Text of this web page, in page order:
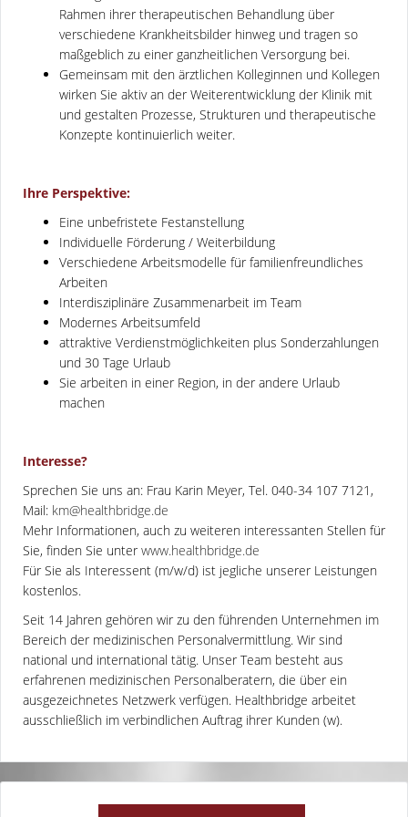
Rahmen ihrer therapeutischen Behandlung über
verschiedene Krankheitsbilder hinweg und tragen so
maßgeblich zu einer ganzheitlichen Versorgung bei.
Gemeinsam mit den ärztlichen Kolleginnen und Kollegen
wirken Sie aktiv an der Weiterentwicklung der Klinik mit
und gestalten Prozesse, Strukturen und therapeutische
Konzepte kontinuierlich weiter.
Ihre Perspektive:
Eine unbefristete Festanstellung
Individuelle Förderung / Weiterbildung
Verschiedene Arbeitsmodelle für familienfreundliches
Arbeiten
Interdisziplinäre Zusammenarbeit im Team
Modernes Arbeitsumfeld
attraktive Verdienstmöglichkeiten plus Sonderzahlungen
und 30 Tage Urlaub
Sie arbeiten in einer Region, in der andere Urlaub
machen
Interesse?
Sprechen Sie uns an: Frau Karin Meyer, Tel. 040-34 107 7121,
Mail: km@healthbridge.de
Mehr Informationen, auch zu weiteren interessanten Stellen für
Sie, finden Sie unter www.healthbridge.de
Für Sie als Interessent (m/w/d) ist jegliche unserer Leistungen
kostenlos.
Seit 14 Jahren gehören wir zu den führenden Unternehmen im
Bereich der medizinischen Personalvermittlung. Wir sind
national und international tätig. Unser Team besteht aus
erfahrenen medizinischen Personalberatern, die über ein
ausgezeichnetes Netzwerk verfügen. Healthbridge arbeitet
ausschließlich im verbindlichen Auftrag ihrer Kunden (w).